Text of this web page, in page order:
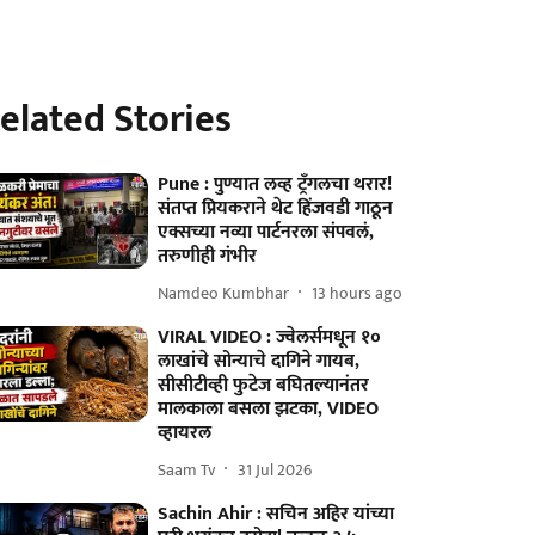
Stories
Pune : पुण्यात लव्ह ट्रँगलचा थरार!
संतप्त प्रियकराने थेट हिंजवडी गाठून
एक्सच्या नव्या पार्टनरला संपवलं,
तरुणीही गंभीर
Namdeo Kumbhar 13 hours ago
VIRAL VIDEO : ज्वेलर्समधून १०
लाखांचे सोन्याचे दागिने गायब,
सीसीटीव्ही फुटेज बघितल्यानंतर
मालकाला बसला झटका, VIDEO
व्हायरल
Saam Tv 31 Jul 2026
Sachin Ahir : सचिन अहिर यांच्या